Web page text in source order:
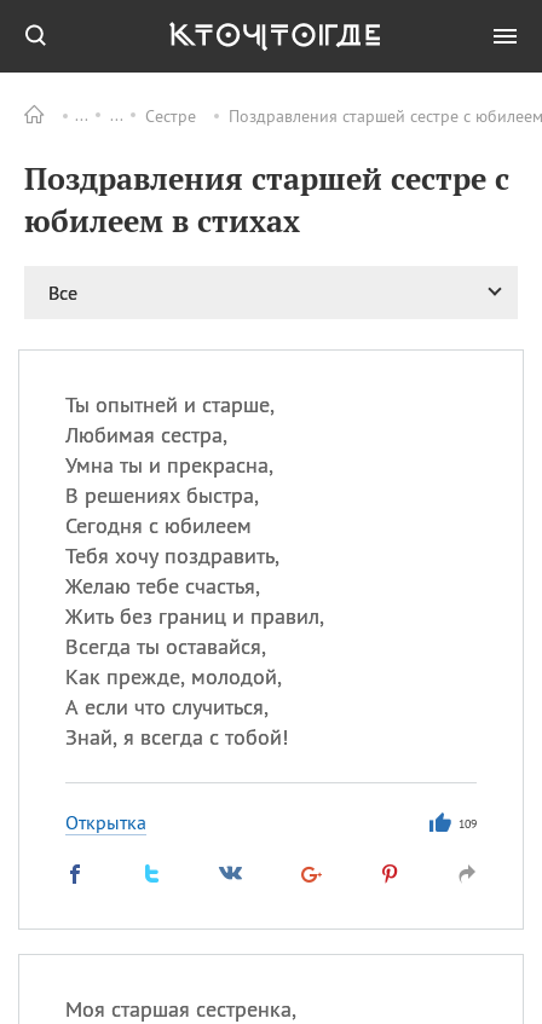
Сестре Поздравления старшей сестре с
Поздравления старшей сестре с
юбилеем в стихах
Все
Ты опытней и старше,
Любимая сестра,
Умна ты и прекрасна,
В решениях быстра,
Сегодня с юбилеем
Тебя хочу поздравить,
Желаю тебе счастья,
Жить без границ и правил,
Всегда ты оставайся,
Как прежде, молодой,
А если что случиться,
Знай, я всегда с тобой!
Открытка 109
Моя старшая сестренка,
ПРАЗДНИКИ Все
11.08 Рождество святителя
Николая Чудотворца
11.08
праздник
12.08
Сегодня празднуют именины
Алена
Антонина,Еще
происхождение